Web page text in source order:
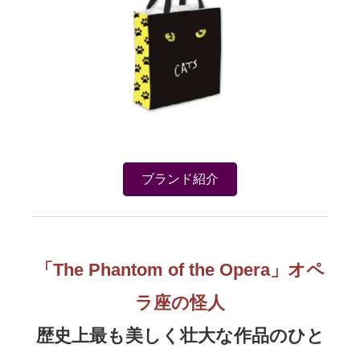
ブランド紹介
「The Phantom of the Opera」オペ
ラ座の怪人
歴史上最も美しく壮大な作品のひと